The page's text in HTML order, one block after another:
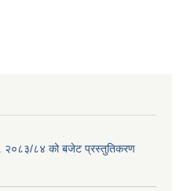
२०८३/८४ को बजेट प्रस्तुतिकरण